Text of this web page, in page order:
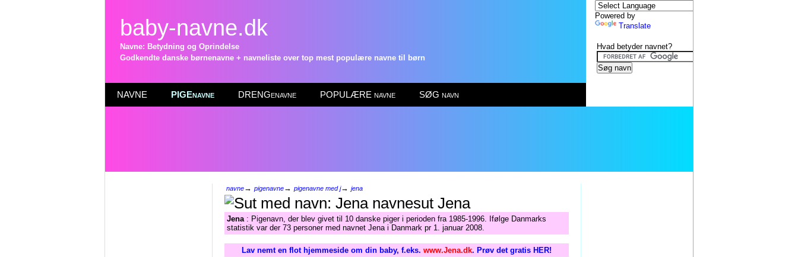
baby-navne.dk
Navne: Betydning og Oprindelse
Godkendte danske børnenavne + navneliste over top mest populære navne til børn
NAVNE PIGEnavne DRENGenavne POPULÆRE navne SØG navn
navne→ pigenavne→ pigenavne med j→ jena
Jena
Jena: Pigenavn, der blev givet til 10 danske piger i perioden fra 1985-1996. Ifølge Danmarks
statistik var der 73 personer med navnet Jena i Danmark pr 1. januar 2008.
Lav nemt en flot hjemmeside om din baby, f.eks. www.Jena.dk. Prøv det gratis HER!
Powered by
Translate
Hvad betyder navnet?